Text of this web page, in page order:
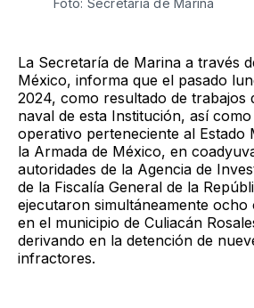
La Secretaría de Marina a través
México, informa que el pasado
2024, como resultado de trabajos
naval de esta Institución, así
operativo perteneciente al Estado
la Armada de México, en
autoridades de la Agencia de
de la Fiscalía General de la
ejecutaron simultáneamente ocho
en el municipio de Culiacán
derivando en la detención de
infractores.